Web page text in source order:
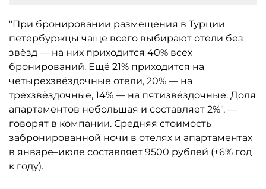
"При бронировании размещения в Турции
петербуржцы чаще всего выбирают отели без
звёзд — на них приходится 40% всех
бронирований. Ещё 21% приходится на
четырехзвёздочные отели, 20% — на
трехзвёздочные, 14% — на пятизвёздочные. Доля
апартаментов небольшая и составляет 2%", —
говорят в компании. Средняя стоимость
забронированной ночи в отелях и апартаментах
в январе–июле составляет 9500 рублей (+6% год
к году).